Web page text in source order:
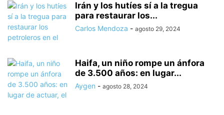
Irán y los hutíes sí a la tregua
para restaurar los...
Carlos Mendoza - agosto 29, 2024
Haifa, un niño rompe un ánfora
de 3.500 años: en lugar...
Aygen - agosto 28, 2024